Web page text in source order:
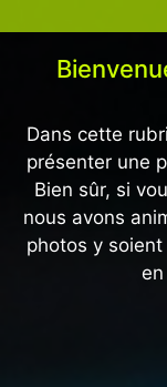
Dans cette
présenter une
Bien sûr, si
nous avons
photos y